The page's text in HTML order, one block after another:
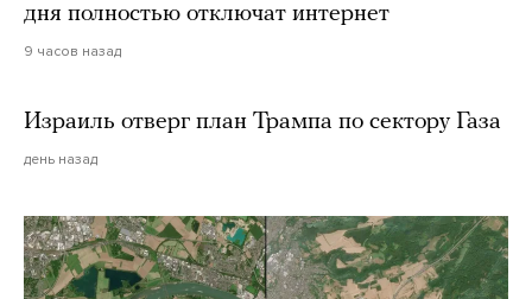
дня полностью отключат интернет
9 часов назад
Израиль отверг план Трампа по сектору Газа
день назад